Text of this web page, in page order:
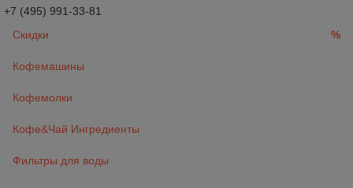
+7 (495) 991-33-81
Скидки
%
Кофемашины
Кофемолки
Кофе&Чай Ингредиенты
Фильтры для воды